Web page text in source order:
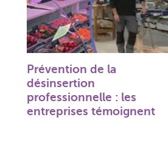
Prévention de la
désinsertion
professionnelle : les
entreprises témoignent